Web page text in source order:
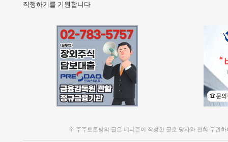
직행하기를 기원합니다
※ 주주토론방의 글은 네티즌이 작성한 글로 당사와 전혀 무관